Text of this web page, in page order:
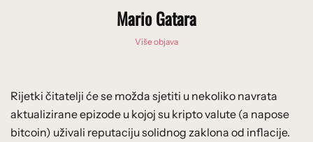
Mario Gatara
Više objava
Rijetki čitatelji će se možda sjetiti u nekoliko navrata
aktualizirane epizode u kojoj su kripto valute (a napose
bitcoin) uživali reputaciju solidnog zaklona od inflacije.